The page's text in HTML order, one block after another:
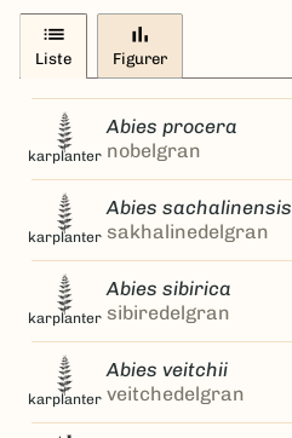
list
Liste
bar_chart
Figurer
karplanter
Abies procera
nobelgran
karplanter
Abies sachalinensis
sakhalinedelgran
karplanter
Abies sibirica
sibiredelgran
karplanter
Abies veitchii
veitchedelgran